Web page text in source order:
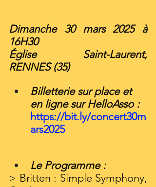
Dimanche 30 mars 2025 à
16H30
Église Saint-Laurent,
RENNES (35)
Billetterie sur place et
en ligne sur HelloAsso :
https://bit.ly/concert30m
ars2025
Le Programme :
> Britten : Simple Symphony,